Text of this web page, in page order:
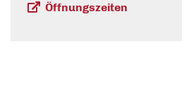
Öffnungszeiten